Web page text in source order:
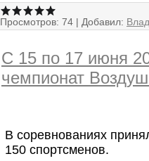
Просмотров: 74 | Добавил:
С 15 по 17 июня
чемпионат
В соревнованиях
150 спортсменов.